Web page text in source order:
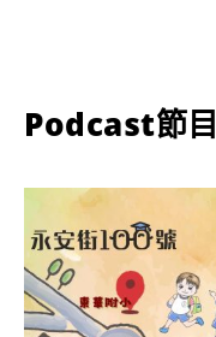
Podcast節目